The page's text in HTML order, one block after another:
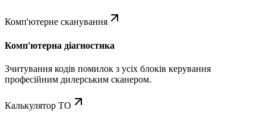
Комп'ютерне сканування
Комп'ютерна діагностика
Зчитування кодів помилок з усіх блоків керування
професійним дилерським сканером.
Калькулятор ТО